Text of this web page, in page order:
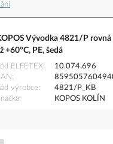
Vývodka 4821/P
+60°C, PE, šedá
ELFETEX
10.074.696
výrobce
4821/P_KB
KOPOS KOLÍN